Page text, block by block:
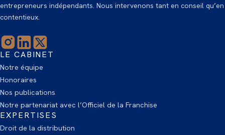
entrepreneurs indépendants. Nous intervenons tant en conseil qu’en
contentieux.
LE CABINET
Notre équipe
Honoraires
Nos publications
Notre partenariat avec l’Officiel de la Franchise
EXPERTISES
Droit de la distribution